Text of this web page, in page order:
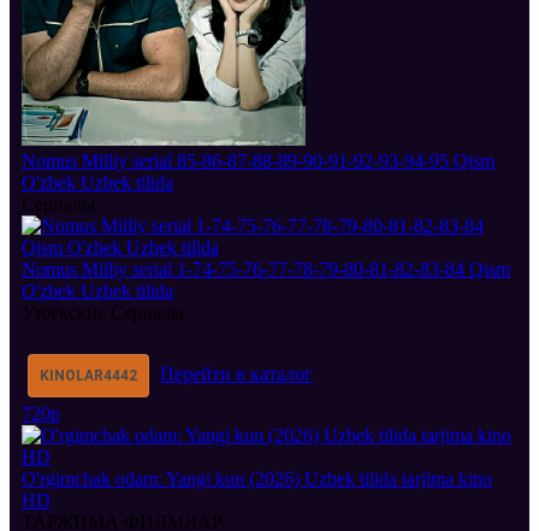
Nomus Milliy serial 85-86-87-88-89-90-91-92-93-94-95 Qism
O'zbek Uzbek tilida
Сериалы
Nomus Milliy serial 1-74-75-76-77-78-79-80-81-82-83-84 Qism
O'zbek Uzbek tilida
Узбекские Сериалы
KINOLAR4442
Перейти в каталог
720p
O'rgimchak odam: Yangi kun (2026) Uzbek tilida tarjima kino
HD
ТАРЖИМА ФИЛМЛАР